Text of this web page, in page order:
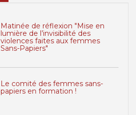
Matinée de réflexion "Mise en
lumière de l’invisibilité des
violences faites aux femmes
Sans-Papiers"
Le comité des femmes sans-
papiers en formation !